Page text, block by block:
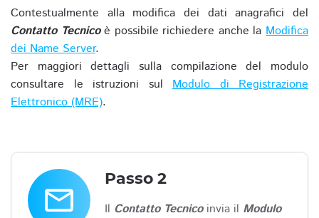
Contestualmente alla modifica dei dati anagrafici del
Contatto Tecnicoè possibile richiedere anche laModifica
dei Name Server.
Per maggiori dettagli sulla compilazione del modulo
consultare le istruzioni sul Modulo di Registrazione
Elettronico (MRE).
email
Passo 2
Il Contatto Tecnicoinvia il Modulo